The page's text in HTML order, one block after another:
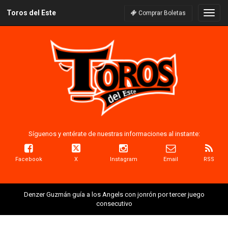
Toros del Este Comprar Boletas
Síguenos y entérate de nuestras informaciones al instante:
Facebook X Instagram Email RSS
Denzer Guzmán guía a los Angels con jonrón por tercer juego
consecutivo